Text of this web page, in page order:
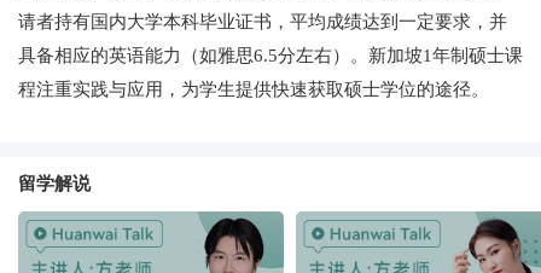
请者持有国内大学本科毕业证书，平均成绩达到一定要求，并
具备相应的英语能力（如雅思6.5分左右）。新加坡1年制硕士课
程注重实践与应用，为学生提供快速获取硕士学位的途径。
留学解说